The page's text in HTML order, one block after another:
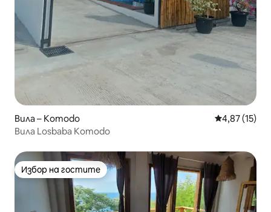
Вила – Komodo Средна
4,87 (15)
Вила Losbaba Komodo
Избор на гостите
Избор на гостите